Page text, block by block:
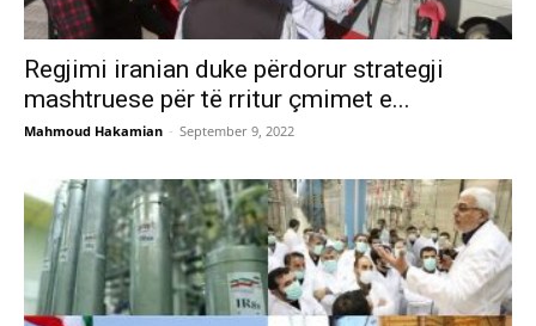
Regjimi iranian duke përdorur strategji
mashtruese për të rritur çmimet e...
Mahmoud Hakamian - September 9, 2022